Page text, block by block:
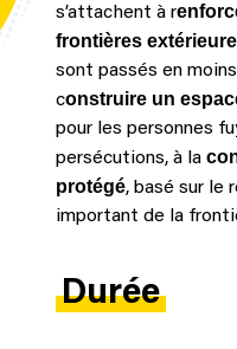
s’attachent à r
frontières
sont passés en
construire un
pour les personnes
persécutions, à la
protégé, basé sur le
important de la
Durée